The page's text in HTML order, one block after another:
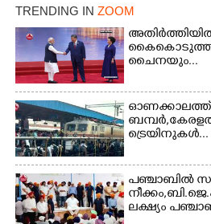
TRENDING IN ZOOM
കൈകൊടുത്ത്
ചൈനയും...
ഓണക്കാലത്ത്
ട്രെയിനുകൾ...
പഞ്ചാബില്‍
ലക്ഷ്യം
Copy Link